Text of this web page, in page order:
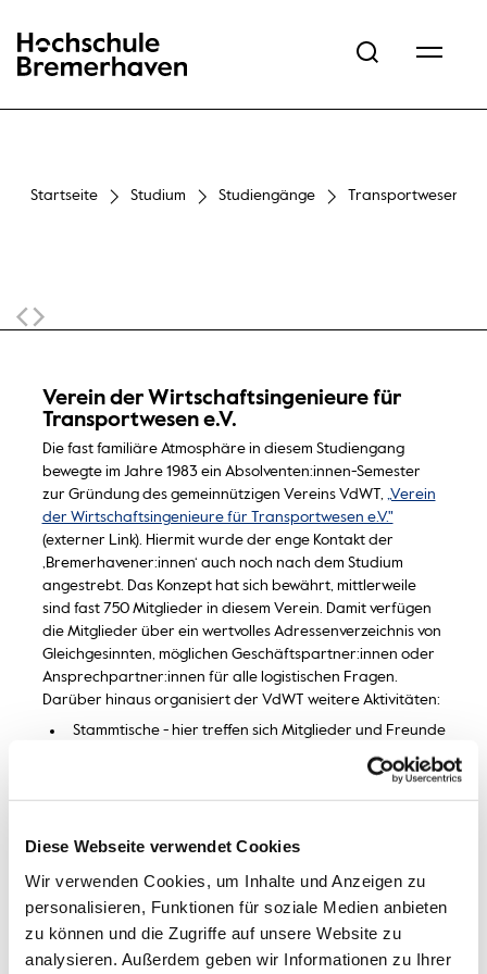
Diese Webseite verwendet Cookies
Wir verwenden Cookies, um Inhalte und Anzeigen zu
personalisieren, Funktionen für soziale Medien anbieten
zu können und die Zugriffe auf unsere Website zu
analysieren. Außerdem geben wir Informationen zu Ihrer
Hochschule Bremerhaven
Startseite Studium Studiengänge Transportwesen /
Verein der Wirtschaftsingenieure für
Transportwesen e.V.
Die fast familiäre Atmosphäre in diesem Studiengang
bewegte im Jahre 1983 ein Absolventen:innen-Semester
zur Gründung des gemeinnützigen Vereins VdWT,
„Verein
der Wirtschaftsingenieure für Transportwesen e.V."
(externer Link). Hiermit wurde der enge Kontakt der
‚Bremerhavener:innen‘ auch noch nach dem Studium
angestrebt. Das Konzept hat sich bewährt, mittlerweile
sind fast 750 Mitglieder in diesem Verein. Damit verfügen
die Mitglieder über ein wertvolles Adressenverzeichnis von
Gleichgesinnten, möglichen Geschäftspartner:innen oder
Ansprechpartner:innen für alle logistischen Fragen.
Darüber hinaus organisiert der VdWT weitere Aktivitäten:
Stammtische - hier treffen sich Mitglieder und Freunde
persönlichen Stellenvermittlung oder auch zu
Logistik-Symposium in Bremerhaven statt. Hier treffen
sich kompetente Logistik-Referent:innen, Logistik-
Interessierte aus namhaften Firmen und Institutionen,
Ehemalige, Studierende und Professor:innen zu regem